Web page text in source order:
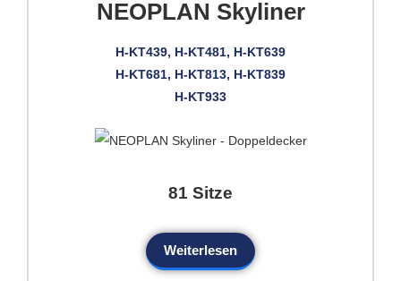
NEOPLAN Skyliner
H-KT439, H-KT481, H-KT639
H-KT681, H-KT813, H-KT839
H-KT933
81 Sitze
Weiterlesen